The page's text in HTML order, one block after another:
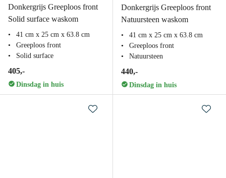
Donkergrijs Greeploos front
Solid surface waskom
41 cm x 25 cm x 63.8 cm
Greeploos front
Solid surface
405,-
Dinsdag in huis
Donkergrijs Greeploos front
Natuursteen waskom
41 cm x 25 cm x 63.8 cm
Greeploos front
Natuursteen
440,-
Dinsdag in huis